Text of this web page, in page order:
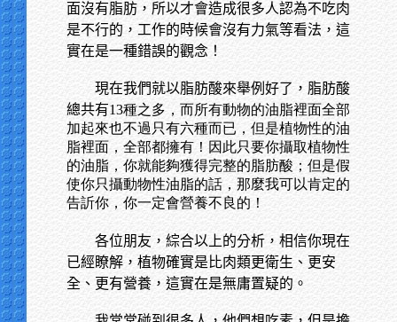
面沒有脂肪，所以才會造成很多人認為不吃肉
是不行的，工作的時候會沒有力氣等看法，這
實在是一種錯誤的觀念！
現在我們就以脂肪酸來舉例好了，脂肪酸
總共有13種之多，而所有動物的油脂裡面全部
加起來也不過只有六種而已，但是植物性的油
脂裡面，全部都擁有！因此只要你攝取植物性
的油脂，你就能夠獲得完整的脂肪酸；但是假
使你只攝動物性油脂的話，那麼我可以肯定的
告訢你，你一定會營養不良的！
各位朋友，綜合以上的分析，相信你現在
已經瞭解，植物確實是比肉類更衛生、更安
全、更有營養，這實在是無庸置疑的。